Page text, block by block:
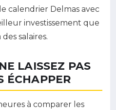
calendrier Delmas avec
investissement que
salaires.
LAISSEZ PAS
ÉCHAPPER
à comparer les